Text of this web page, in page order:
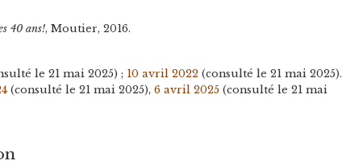
40 ans!, Moutier, 2016.
le 21 mai 2025) ; 10 avril 2022 (consulté le 21 mai 2025).
(consulté le 21 mai 2025),6 avril 2025 (consulté le 21 mai